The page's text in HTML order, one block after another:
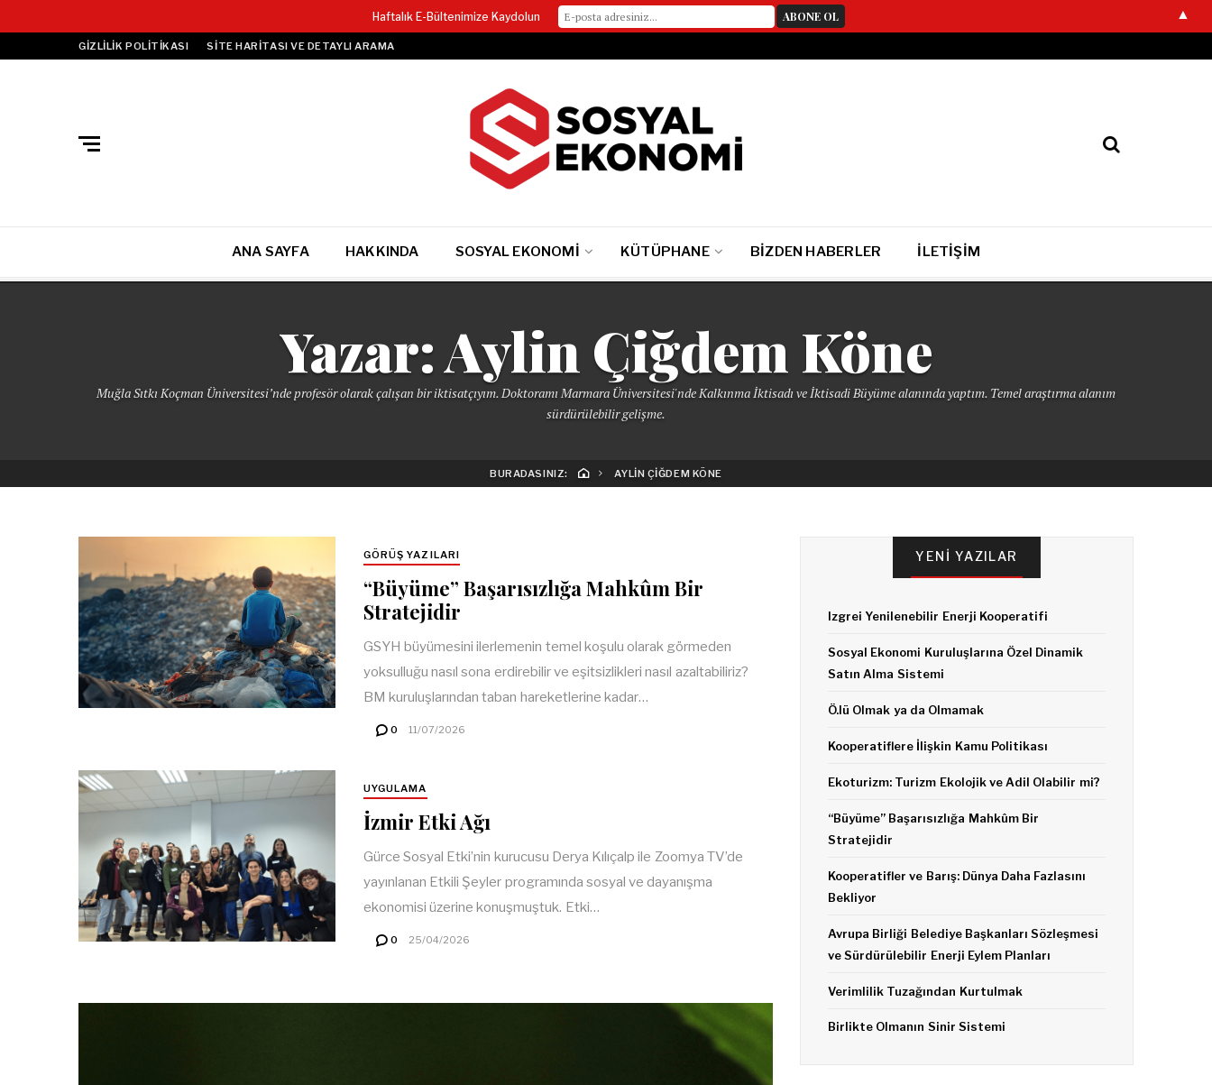
GIZLILIK POLITIKASI SITE HARITASI VE DETAYLI ARAMA
ANA SAYFA HAKKINDA SOSYAL EKONOMI KÜTÜPHANE BIZDEN HABERLER İLETIŞIM
Yazar:Aylin Çiğdem Köne
Muğla Sıtkı Koçman Üniversitesi’nde profesör olarak çalışan bir iktisatçıyım. Doktoramı Marmara Üniversitesi'nde Kalkınma İktisadı ve İktisadi Büyüme alanında yaptım. Temel araştırma alanım
sürdürülebilir gelişme.
BURADASINIZ: AYLIN ÇIĞDEM KÖNE
GÖRÜŞ YAZILARI
“Büyüme” Başarısızlığa Mahkûm Bir
Stratejidir
GSYH büyümesini ilerlemenin temel koşulu olarak görmeden
yoksulluğu nasıl sona erdirebilir ve eşitsizlikleri nasıl azaltabiliriz?
BM kuruluşlarından taban hareketlerine kadar…
0 11/07/2026
UYGULAMA
İzmir Etki Ağı
Gürce Sosyal Etki’nin kurucusu Derya Kılıçalp ile Zoomya TV’de
yayınlanan Etkili Şeyler programında sosyal ve dayanışma
ekonomisi üzerine konuşmuştuk. Etki…
0 25/04/2026
YENI YAZILAR
Izgrei Yenilenebilir Enerji Kooperatifi
Sosyal Ekonomi Kuruluşlarına Özel Dinamik
Satın Alma Sistemi
Ö.lü Olmak ya da Olmamak
Kooperatiflere İlişkin Kamu Politikası
Ekoturizm: Turizm Ekolojik ve Adil Olabilir mi?
“Büyüme” Başarısızlığa Mahkûm Bir
Stratejidir
Kooperatifler ve Barış: Dünya Daha Fazlasını
Bekliyor
Avrupa Birliği Belediye Başkanları Sözleşmesi
ve Sürdürülebilir Enerji Eylem Planları
Verimlilik Tuzağından Kurtulmak
Birlikte Olmanın Sinir Sistemi
Haftalık E-Bültenimize Kaydolun ▲